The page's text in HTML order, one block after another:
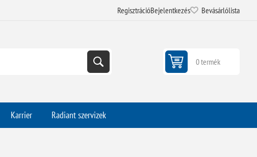
RegisztrációBejelentkezés Bevásárlólista
0 termék
Karrier Radiant szervizek